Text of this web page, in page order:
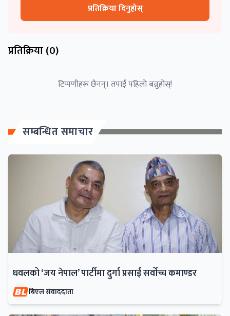
प्रतिक्रिया दिनुहोस्
प्रतिक्रिया (0)
टिप्पणीहरू छैनन्। तपाईं पहिलो बन्नुहोस्!
सम्बन्धित समाचार
धवलको ‘जय नेपाल’ पार्टीमा दुर्गा प्रसाईं सर्वोच्च कमाण्डर
बिएल संवाददाता